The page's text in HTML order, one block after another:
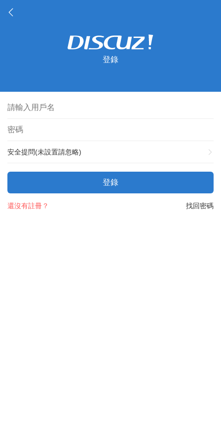
登錄
安全提問(未設置請忽略)
登錄
找回密碼
還沒有註冊？